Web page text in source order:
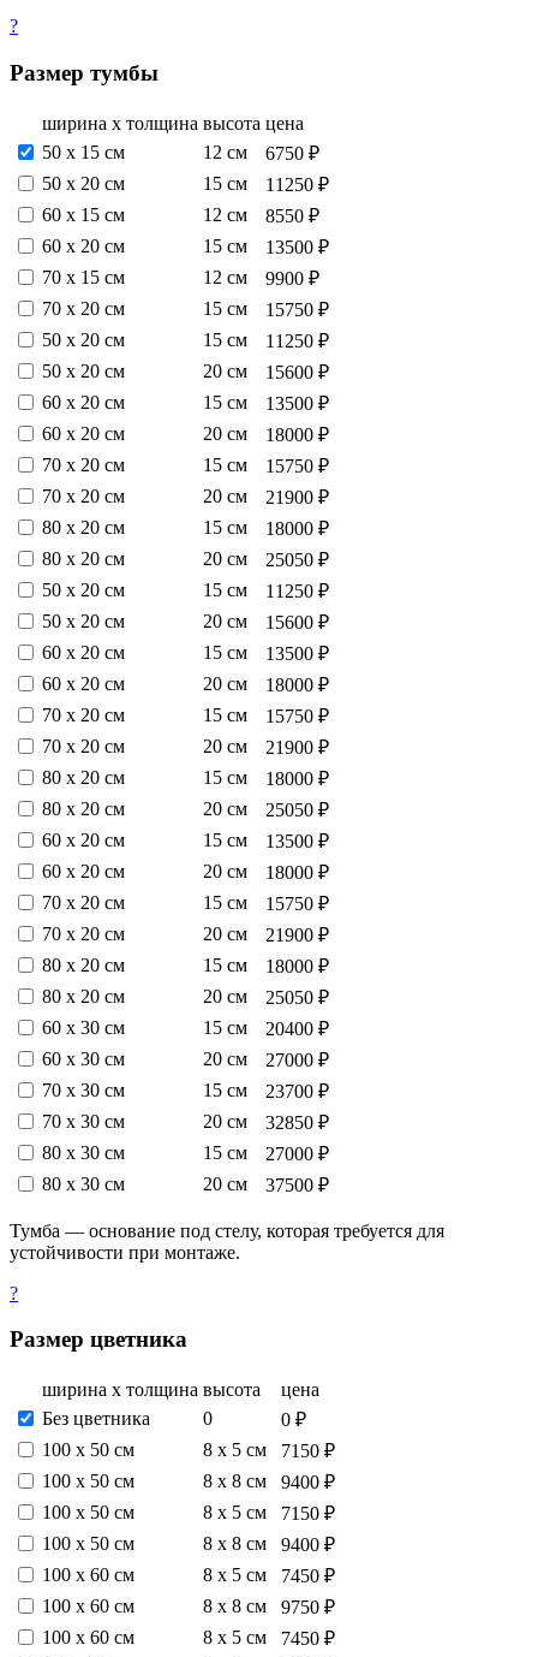
?
Размер тумбы
ширина х толщина высота цена
50 х 15 см
12 см
6750 ₽
50 х 20 см
15 см
11250 ₽
60 х 15 см
12 см
8550 ₽
60 х 20 см
15 см
13500 ₽
70 х 15 см
12 см
9900 ₽
70 х 20 см
15 см
15750 ₽
50 х 20 см
15 см
11250 ₽
50 х 20 см
20 см
15600 ₽
60 х 20 см
15 см
13500 ₽
60 х 20 см
20 см
18000 ₽
70 х 20 см
15 см
15750 ₽
70 х 20 см
20 см
21900 ₽
80 х 20 см
15 см
18000 ₽
80 х 20 см
20 см
25050 ₽
50 х 20 см
15 см
11250 ₽
50 х 20 см
20 см
15600 ₽
60 х 20 см
15 см
13500 ₽
60 х 20 см
20 см
18000 ₽
70 х 20 см
15 см
15750 ₽
70 х 20 см
20 см
21900 ₽
80 х 20 см
15 см
18000 ₽
80 х 20 см
20 см
25050 ₽
60 х 20 см
15 см
13500 ₽
60 х 20 см
20 см
18000 ₽
70 х 20 см
15 см
15750 ₽
70 х 20 см
20 см
21900 ₽
80 х 20 см
15 см
18000 ₽
80 х 20 см
20 см
25050 ₽
60 х 30 см
15 см
20400 ₽
60 х 30 см
20 см
27000 ₽
70 х 30 см
15 см
23700 ₽
70 х 30 см
20 см
32850 ₽
80 х 30 см
15 см
27000 ₽
80 х 30 см
20 см 37500 ₽
Тумба — основание под стелу, которая требуется для
устойчивости при монтаже.
?
Размер цветника
ширина х толщина высота
цена
Без цветника
0
0 ₽
100 х 50 см
8 х 5 см
7150 ₽
100 х 50 см
8 х 8 см
9400 ₽
100 х 50 см
8 х 5 см
7150 ₽
100 х 50 см
8 х 8 см
9400 ₽
100 х 60 см
8 х 5 см
7450 ₽
100 х 60 см
8 х 8 см
9750 ₽
100 х 60 см
8 х 5 см
7450 ₽